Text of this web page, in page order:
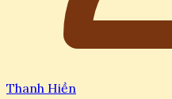
Thanh Hiền